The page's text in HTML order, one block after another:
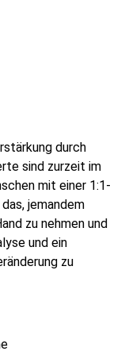
durch
sind zurzeit im
mit einer 1:1-
jemandem
zu nehmen und
und ein
zu